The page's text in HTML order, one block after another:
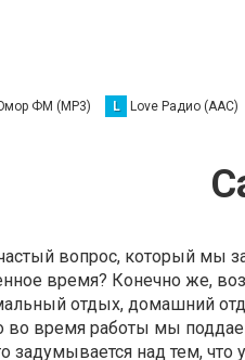
ФМ (MP3) L Love Радио (AAC)
вопрос, который мы
время? Конечно же,
отдых, домашний
во время работы мы
задумывается над тем,